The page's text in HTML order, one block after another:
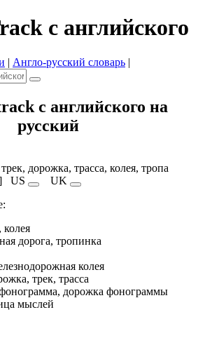
с английского
| Англо-русский словарь |
с английского на
русский
дорожка, трасса, колея, тропа
US
UK
колея
дорога, тропинка
колея
трек, трасса
дорожка фонограммы
мыслей